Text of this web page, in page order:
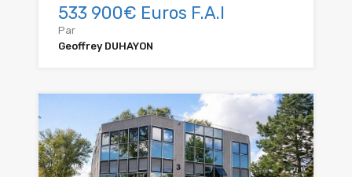
533 900€ Euros F.A.I
Par
Geoffrey DUHAYON